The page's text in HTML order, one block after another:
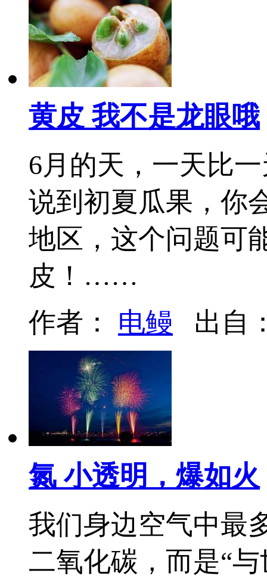
黄皮 我不是龙眼哦
6月的天，一天比
说到初夏瓜果，你
地区，这个问题可
皮！……
作者： 电鳗 出自
氮 小透明，爆如火
我们身边空气中最
二氧化碳，而是“